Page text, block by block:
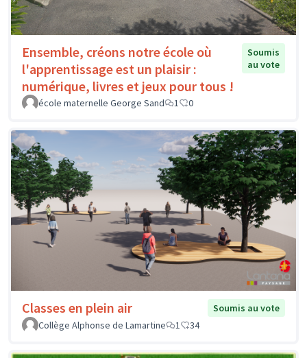
Ensemble, créons notre école où
l'apprentissage est un plaisir :
numérique, livres et jeux pour tous !
Soumis
au vote
école maternelle George Sand 1 0
Classes en plein air
Soumis au vote
Collège Alphonse de Lamartine
1 34